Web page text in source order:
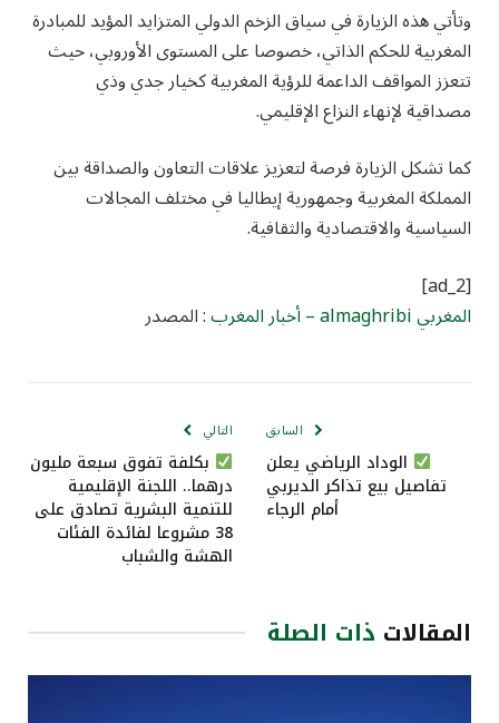
وتأتي هذه الزيارة في سياق الزخم الدولي المتزايد المؤيد للمبادرة
المغربية للحكم الذاتي، خصوصا على المستوى الأوروبي، حيث
تتعزز المواقف الداعمة للرؤية المغربية كخيار جدي وذي
مصداقية لإنهاء النزاع الإقليمي.
كما تشكل الزيارة فرصة لتعزيز علاقات التعاون والصداقة بين
المملكة المغربية وجمهورية إيطاليا في مختلف المجالات
السياسية والاقتصادية والثقافية.
[ad_2]
المغربي almaghribi – أخبار المغرب : المصدر
السابق
الوداد الرياضي يعلن
تفاصيل بيع تذاكر الديربي
أمام الرجاء
التالي
بكلفة تفوق سبعة مليون
درهما.. اللجنة الإقليمية
للتنمية البشرية تصادق على
38 مشروعا لفائدة الفئات
الهشة والشباب
المقالات ذات الصلة